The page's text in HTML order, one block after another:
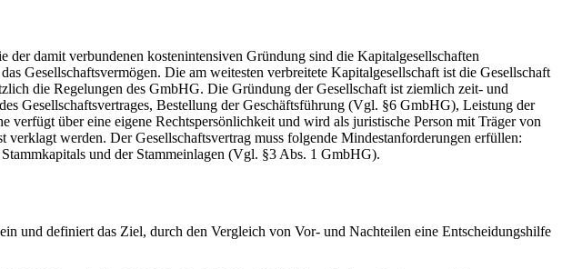
der damit verbundenen kostenintensiven Gründung sind die Kapitalgesellschaften
Gesellschaftsvermögen. Die am weitesten verbreitete Kapitalgesellschaft ist die Gesellschaft
die Regelungen des GmbHG. Die Gründung der Gesellschaft ist ziemlich zeit- und
Gesellschaftsvertrages, Bestellung der Geschäftsführung (Vgl. §6 GmbHG), Leistung der
über eine eigene Rechtspersönlichkeit und wird als juristische Person mit Träger von
werden. Der Gesellschaftsvertrag muss folgende Mindestanforderungen erfüllen:
und der Stammeinlagen (Vgl. §3 Abs. 1 GmbHG).
und definiert das Ziel, durch den Vergleich von Vor- und Nachteilen eine Entscheidungshilfe